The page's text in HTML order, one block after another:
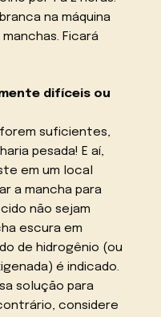
na máquina
Ficará
difíceis ou
suficientes,
pesada! E aí,
em um local
a mancha para
não sejam
escura em
de hidrogênio (ou
é indicado.
solução para
considere